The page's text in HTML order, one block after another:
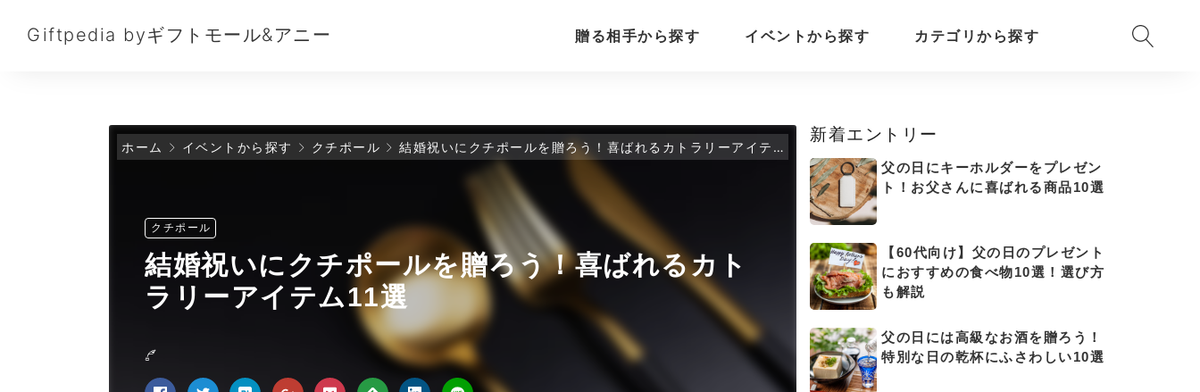
Giftpedia byギフトモール&アニー 贈る相手から探す イベントから探す カテゴリから探す
ホーム イベントから探す クチポール 結婚祝いにクチポールを贈ろう！喜ばれるカトラリーアイテム11選
クチポール
結婚祝いにクチポールを贈ろう！喜ばれるカト
ラリーアイテム11選
新着エントリー
父の日にキーホルダーをプレゼン
ト！お父さんに喜ばれる商品10選
【60代向け】父の日のプレゼント
におすすめの食べ物10選！選び方
も解説
父の日には高級なお酒を贈ろう！
特別な日の乾杯にふさわしい10選